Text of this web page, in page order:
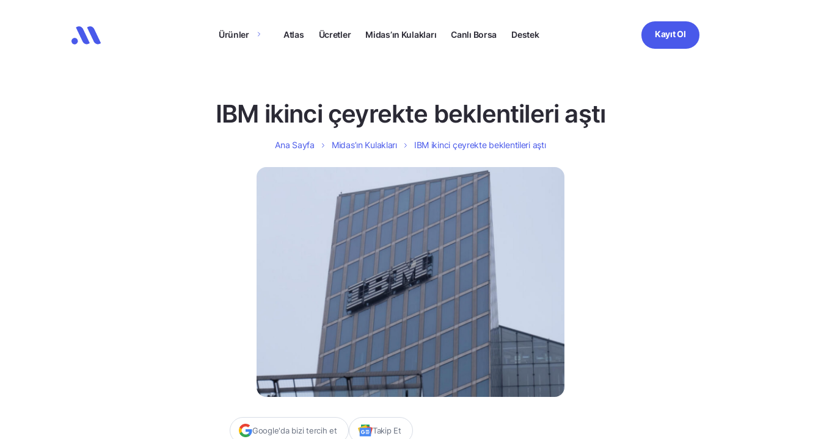
Ürünler Atlas Ücretler Midas’ın Kulakları Canlı Borsa Destek Kayıt Ol
IBM ikinci çeyrekte beklentileri aştı
Ana Sayfa Midas’ın Kulakları IBM ikinci çeyrekte beklentileri aştı
Google'da bizi tercih et Takip Et